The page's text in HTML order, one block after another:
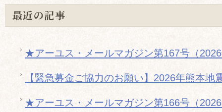
最近の記事
★アーユス・メールマガジン第167号（
【緊急募金ご協力のお願い】2026年熊本地
★アーユス・メールマガジン第166号（